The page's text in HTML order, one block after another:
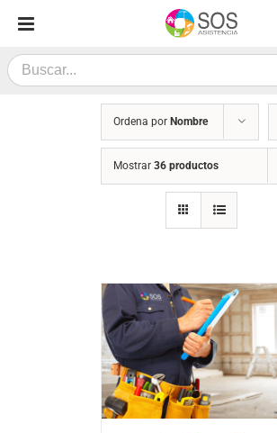
contenido
Search
for:
Ordena por Nombre
Mostrar 36 productos